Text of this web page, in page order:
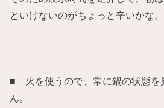
といけないのがちょっと辛いかな。
■ 火を使うので、常に鍋の状態を
ん。